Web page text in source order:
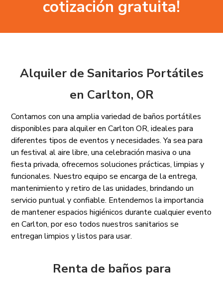
cotización gratuita!
Alquiler de Sanitarios Portátiles
en Carlton, OR
Contamos con una amplia variedad de baños portátiles
disponibles para alquiler en Carlton OR, ideales para
diferentes tipos de eventos y necesidades. Ya sea para
un festival al aire libre, una celebración masiva o una
fiesta privada, ofrecemos soluciones prácticas, limpias y
funcionales. Nuestro equipo se encarga de la entrega,
mantenimiento y retiro de las unidades, brindando un
servicio puntual y confiable. Entendemos la importancia
de mantener espacios higiénicos durante cualquier evento
en Carlton, por eso todos nuestros sanitarios se
entregan limpios y listos para usar.
Renta de baños para